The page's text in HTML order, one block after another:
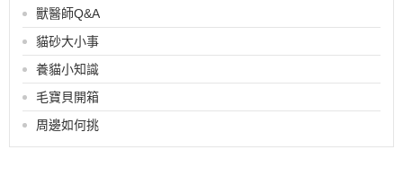
獸醫師Q&A
貓砂大小事
養貓小知識
毛寶貝開箱
周邊如何挑